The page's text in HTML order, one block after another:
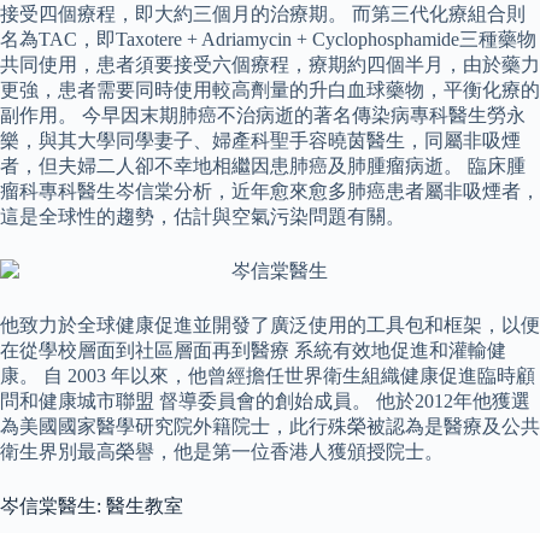
接受四個療程，即大約三個月的治療期。 而第三代化療組合則
名為TAC，即Taxotere + Adriamycin + Cyclophosphamide三種藥物
共同使用，患者須要接受六個療程，療期約四個半月，由於藥力
更強，患者需要同時使用較高劑量的升白血球藥物，平衡化療的
副作用。 今早因末期肺癌不治病逝的著名傳染病專科醫生勞永
樂，與其大學同學妻子、婦產科聖手容曉茵醫生，同屬非吸煙
者，但夫婦二人卻不幸地相繼因患肺癌及肺腫瘤病逝。 臨床腫
瘤科專科醫生岑信棠分析，近年愈來愈多肺癌患者屬非吸煙者，
這是全球性的趨勢，估計與空氣污染問題有關。
他致力於全球健康促進並開發了廣泛使用的工具包和框架，以便
在從學校層面到社區層面再到醫療 系統有效地促進和灌輸健
康。 自 2003 年以來，他曾經擔任世界衛生組織健康促進臨時顧
問和健康城市聯盟 督導委員會的創始成員。 他於2012年他獲選
為美國國家醫學研究院外籍院士，此行殊榮被認為是醫療及公共
衛生界別最高榮譽，他是第一位香港人獲頒授院士。
岑信棠醫生: 醫生教室